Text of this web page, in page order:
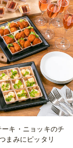
キ・ニョッキのチ
まみにピッタリ